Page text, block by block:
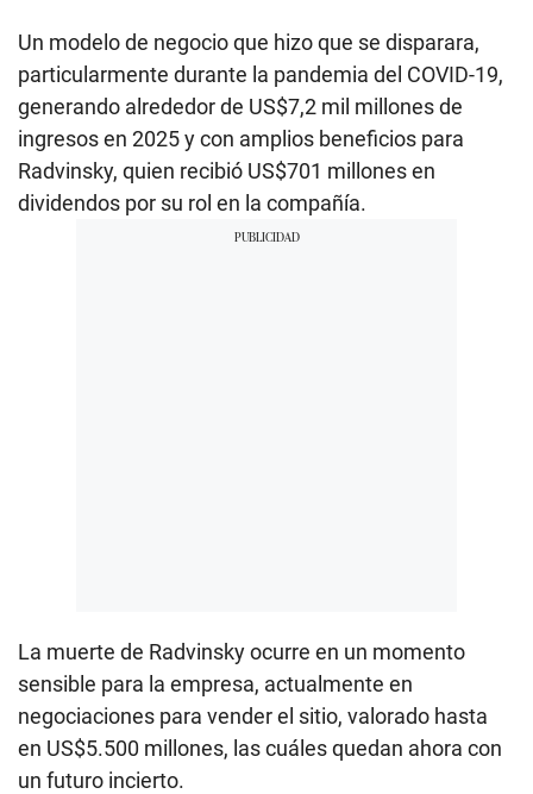
Un modelo de negocio que hizo que se disparara,
particularmente durante la pandemia del COVID-19,
generando alrededor de US$7,2 mil millones de
ingresos en 2025 y con amplios beneficios para
Radvinsky, quien recibió US$701 millones en
dividendos por su rol en la compañía.
La muerte de Radvinsky ocurre en un momento
sensible para la empresa, actualmente en
negociaciones para vender el sitio, valorado hasta
en US$5.500 millones, las cuáles quedan ahora con
un futuro incierto.